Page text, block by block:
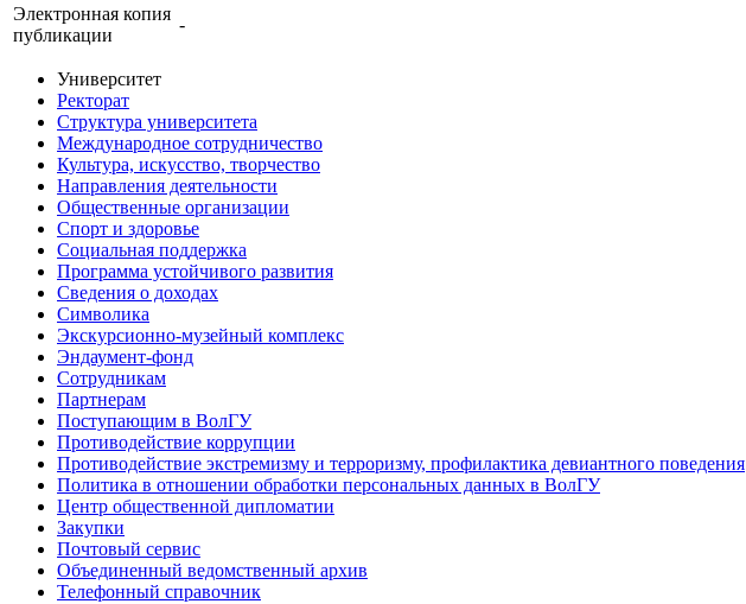
Электронная копия
публикации
-
Университет
Ректорат
Структура университета
Международное сотрудничество
Культура, искусство, творчество
Направления деятельности
Общественные организации
Спорт и здоровье
Социальная поддержка
Программа устойчивого развития
Сведения о доходах
Символика
Экскурсионно-музейный комплекс
Эндаумент-фонд
Сотрудникам
Партнерам
Поступающим в ВолГУ
Противодействие коррупции
Противодействие экстремизму и терроризму, профилактика девиантного поведения
Политика в отношении обработки персональных данных в ВолГУ
Центр общественной дипломатии
Закупки
Почтовый сервис
Объединенный ведомственный архив
Телефонный справочник